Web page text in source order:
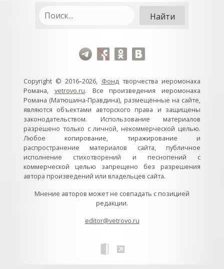
Copyright © 2016–2026, Фондтворчества иеромонаха
Романа, vetrovo.ru. Все произведения иеромонаха
Романа (Матюшина-Правдина), размещённые на сайте,
являются объектами авторского права и защищены
законодательством. Использование материалов
разрешено только с личной, некоммерческой целью.
Любое копирование, тиражирование и
распространение материалов сайта, публичное
исполнение стихотворений и песнопений с
коммерческой целью запрещено без разрешения
автора произведений или владельцев сайта.
Мнение авторов может не совпадать с позицией
редакции.
editor@vetrovo.ru